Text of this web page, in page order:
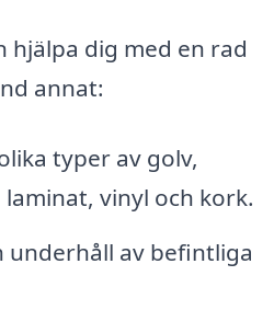
hjälpa dig med en rad
annat:
typer av golv,
vinyl och kork.
underhåll av befintliga